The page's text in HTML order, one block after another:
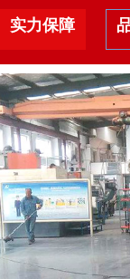
实力保障